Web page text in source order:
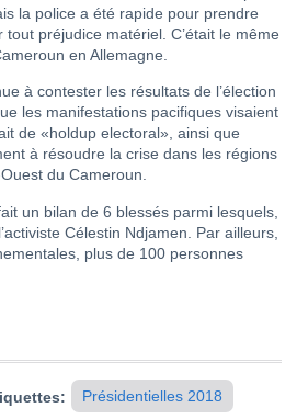
la police a été rapide pour prendre
préjudice matériel. C’était le même
en Allemagne.
à contester les résultats de l’élection
les manifestations pacifiques visaient
de «holdup electoral», ainsi que
à résoudre la crise dans les régions
du Cameroun.
un bilan de 6 blessés parmi lesquels,
Célestin Ndjamen. Par ailleurs,
plus de 100 personnes
Présidentielles 2018